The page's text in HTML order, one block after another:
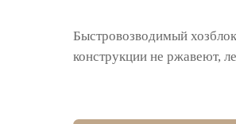
Быстровозводимый
конструкции не ржавеют,